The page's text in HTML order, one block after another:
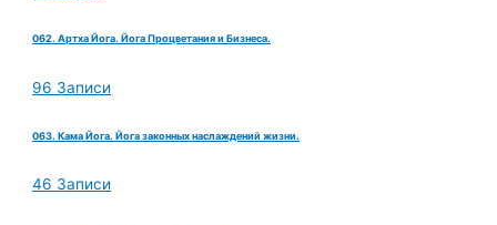
062. Артха Йога. Йога Процветания и Бизнеса.
96 Записи
063. Кама Йога. Йога законных наслаждений жизни.
46 Записи